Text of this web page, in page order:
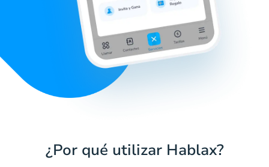
¿Por qué utilizar Hablax?